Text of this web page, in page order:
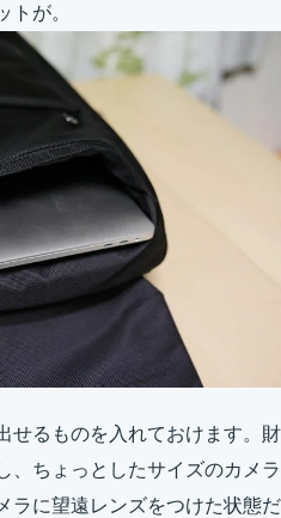
トが。
せるものを入れておけます。財
、ちょっとしたサイズのカメラ
ラに望遠レンズをつけた状態だ